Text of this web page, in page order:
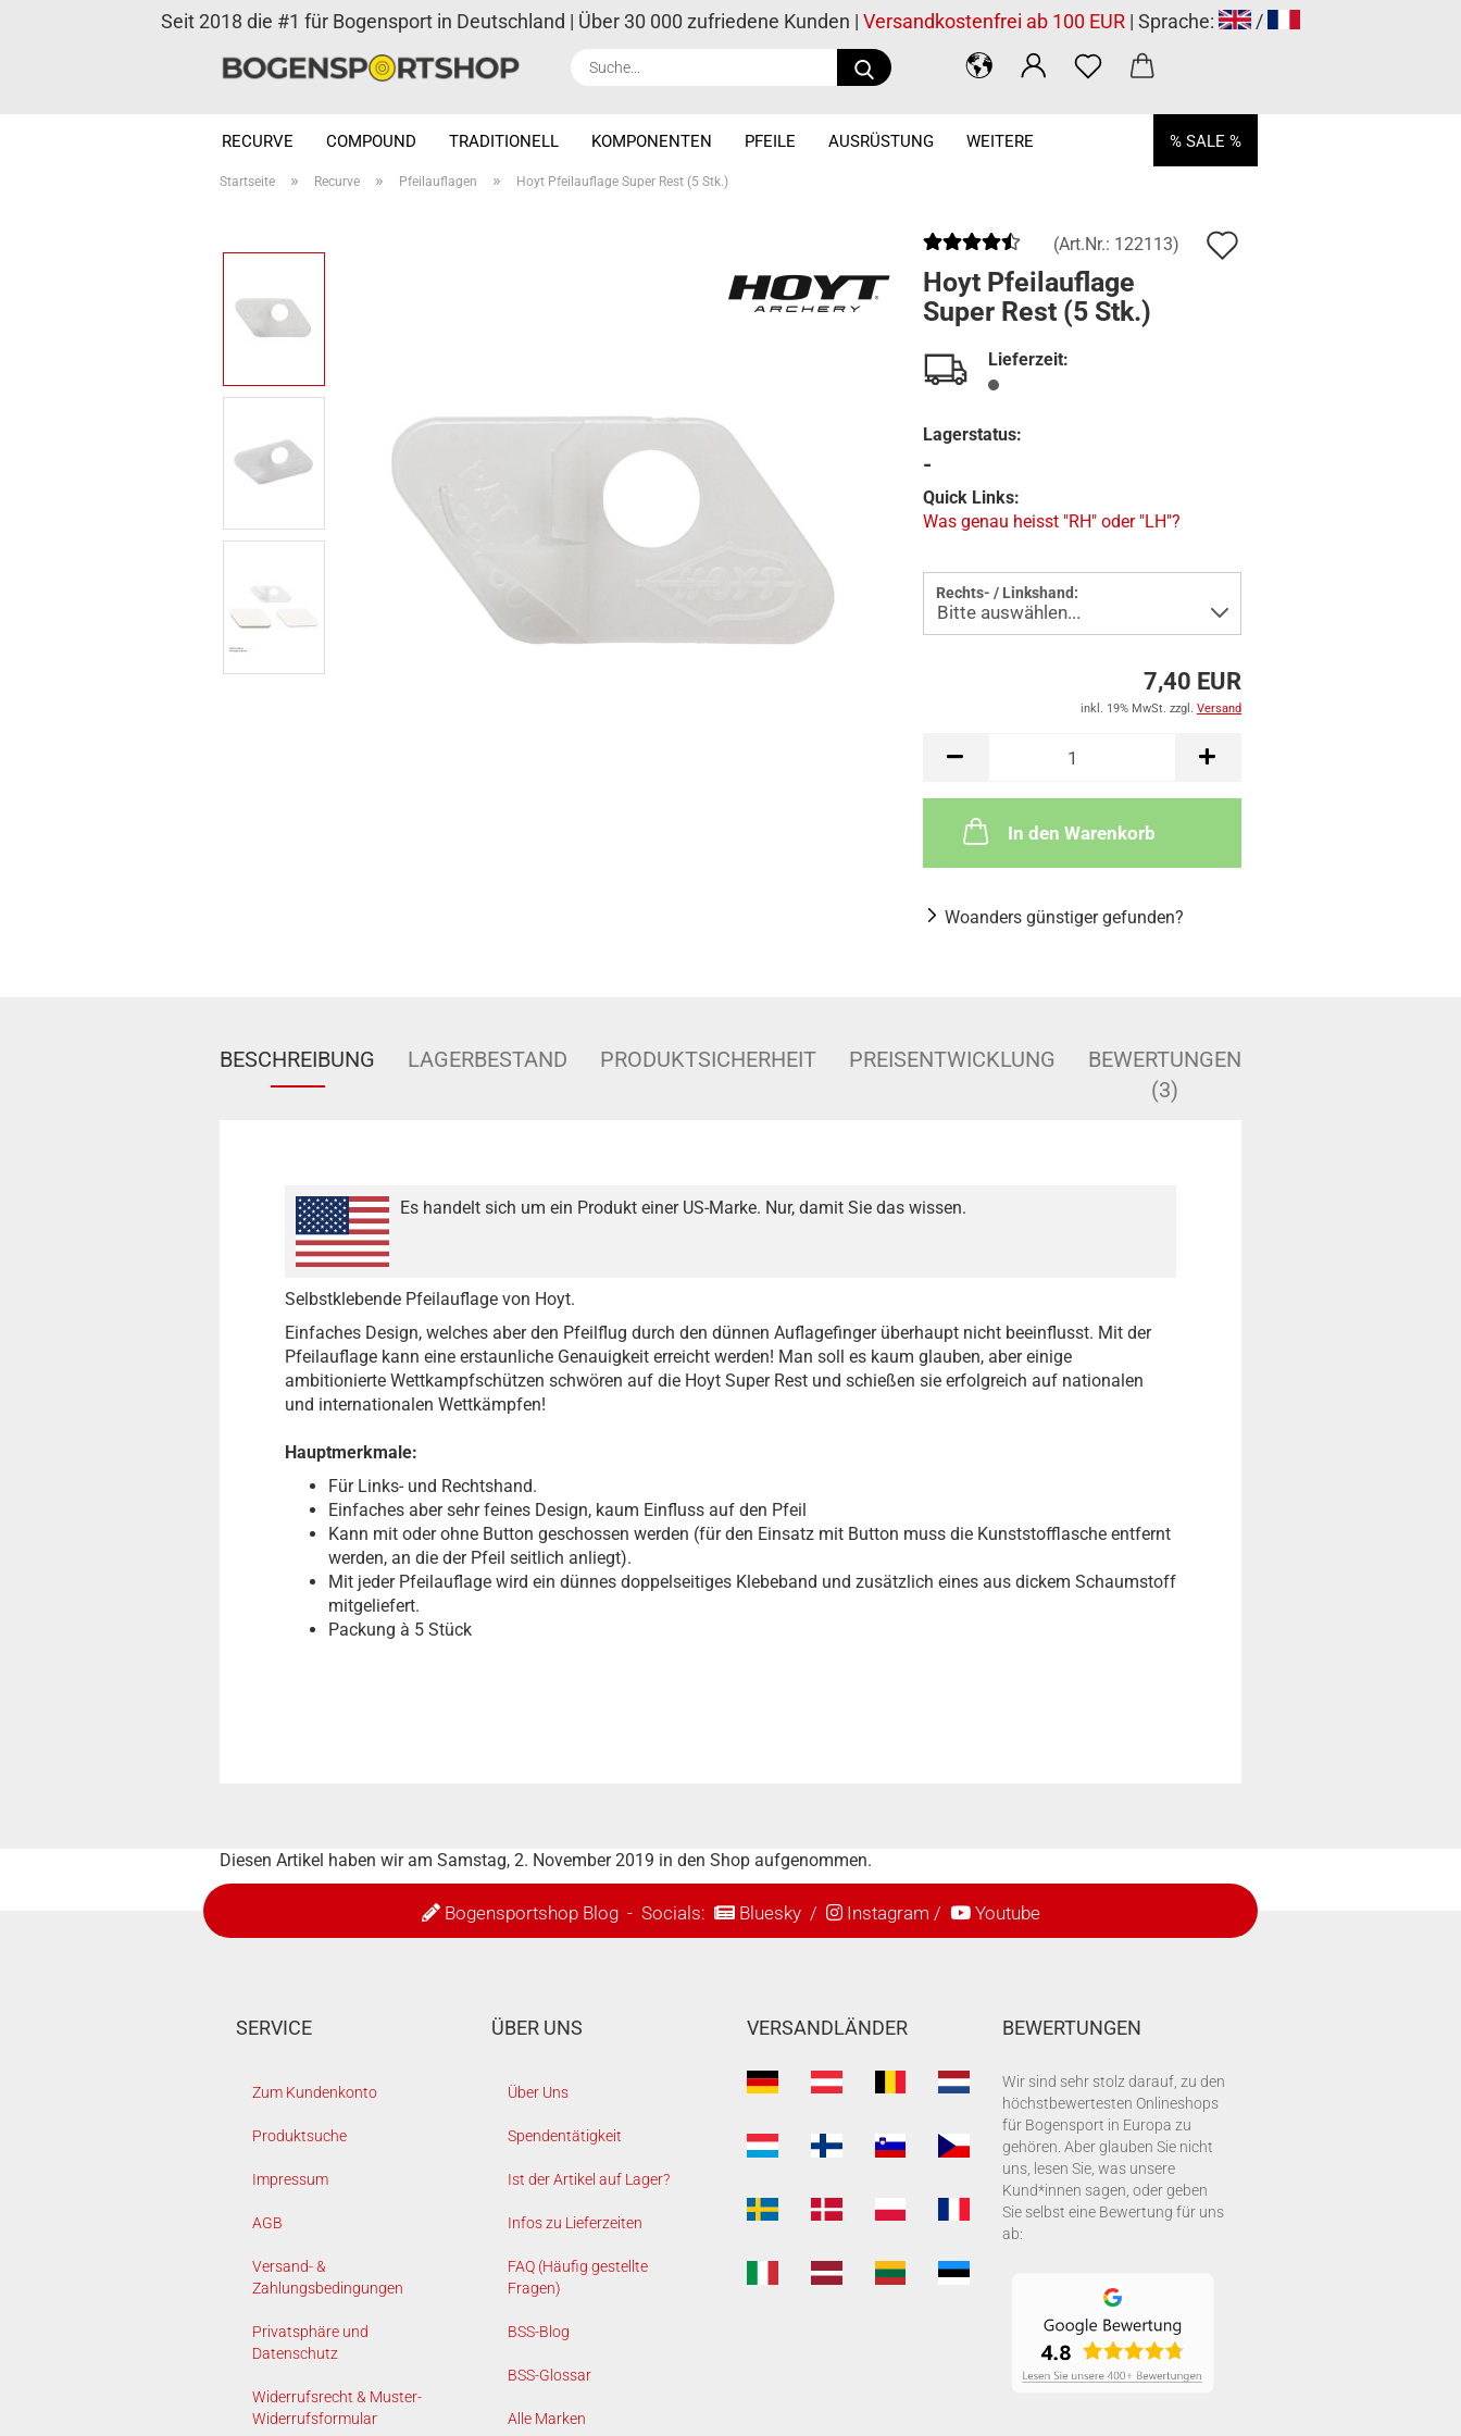
Suche...
Seit 2018 die #1 für Bogensport in Deutschland | Über 30 000 zufriedene Kunden | Versandkostenfrei ab 100 EUR | Sprache: /
RECURVE COMPOUND TRADITIONELL KOMPONENTEN PFEILE AUSRÜSTUNG % SALE %
WEITERE
Startseite » Recurve » Pfeilauflagen » Hoyt Pfeilauflage Super Rest (5 Stk.)
(Art.Nr.: 122113)
Hoyt Pfeilauflage
Super Rest (5 Stk.)
Lieferzeit:
Lagerstatus:
-
Quick Links:
Was genau heisst "RH" oder "LH"?
Rechts- / Linkshand:
7,40 EUR
inkl. 19% MwSt. zzgl. Versand
In den Warenkorb
Woanders günstiger gefunden?
BESCHREIBUNG LAGERBESTAND PRODUKTSICHERHEIT PREISENTWICKLUNG
BEWERTUNGEN
(3)
Es handelt sich um ein Produkt einer US-Marke. Nur, damit Sie das wissen.
Selbstklebende Pfeilauflage von Hoyt.
Einfaches Design, welches aber den Pfeilflug durch den dünnen Auflagefinger überhaupt nicht beeinflusst. Mit der
Pfeilauflage kann eine erstaunliche Genauigkeit erreicht werden! Man soll es kaum glauben, aber einige
ambitionierte Wettkampfschützen schwören auf die Hoyt Super Rest und schießen sie erfolgreich auf nationalen
und internationalen Wettkämpfen!
Hauptmerkmale:
Für Links- und Rechtshand.
Einfaches aber sehr feines Design, kaum Einfluss auf den Pfeil
Kann mit oder ohne Button geschossen werden (für den Einsatz mit Button muss die Kunststofflasche entfernt
werden, an die der Pfeil seitlich anliegt).
Mit jeder Pfeilauflage wird ein dünnes doppelseitiges Klebeband und zusätzlich eines aus dickem Schaumstoff
mitgeliefert.
Packung à 5 Stück
Diesen Artikel haben wir am Samstag, 2. November 2019 in den Shop aufgenommen.
Bogensportshop Blog- Socials: Bluesky/ Instagram / Youtube
SERVICE
Zum Kundenkonto
Produktsuche
Impressum
AGB
Versand- &
Zahlungsbedingungen
Privatsphäre und
Datenschutz
Widerrufsrecht & Muster-
Widerrufsformular
ÜBER UNS
Über Uns
Spendentätigkeit
Ist der Artikel auf Lager?
Infos zu Lieferzeiten
FAQ (Häufig gestellte
Fragen)
BSS-Blog
BSS-Glossar
Alle Marken
VERSANDLÄNDER BEWERTUNGEN
Wir sind sehr stolz darauf, zu den
höchstbewertesten Onlineshops
für Bogensport in Europa zu
gehören. Aber glauben Sie nicht
uns, lesen Sie, was unsere
Kund*innen sagen, oder geben
Sie selbst eine Bewertung für uns
ab: